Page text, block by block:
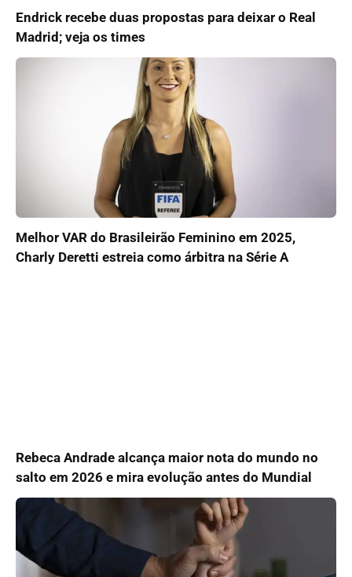
Endrick recebe duas propostas para deixar o Real
Madrid; veja os times
Melhor VAR do Brasileirão Feminino em 2025,
Charly Deretti estreia como árbitra na Série A
Rebeca Andrade alcança maior nota do mundo no
salto em 2026 e mira evolução antes do Mundial